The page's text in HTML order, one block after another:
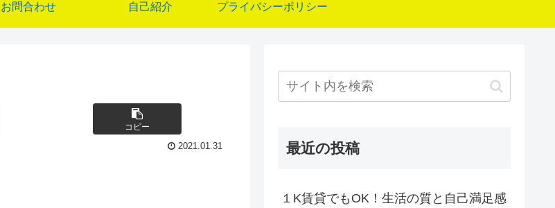
お問合わせ 自己紹介 プライバシーポリシー
コピー
2021.01.31 最近の投稿
１K賃貸でもOK！生活の質と自己満足感